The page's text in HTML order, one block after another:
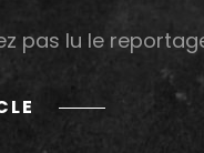
pas lu le
GRAND